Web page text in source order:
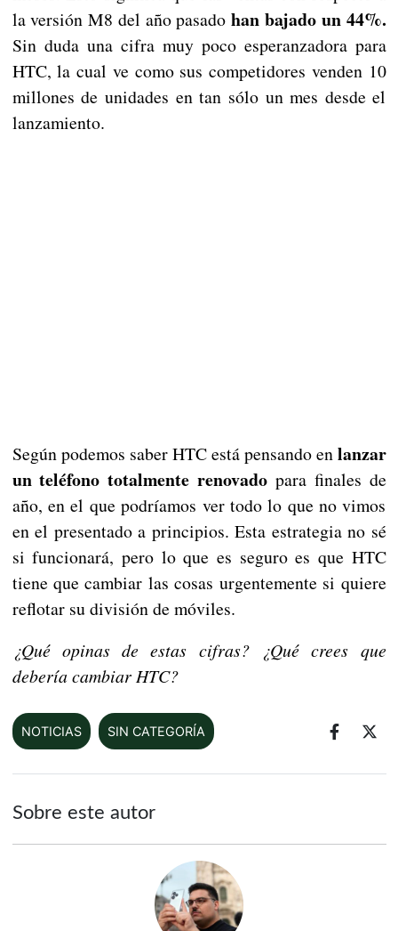
la versión M8 del año pasadohan bajado un 44%.
Sin duda una cifra muy poco esperanzadora para
HTC, la cual ve como sus competidores venden 10
millones de unidades en tan sólo un mes desde el
lanzamiento.
Según podemos saber HTC está pensando enlanzar
un teléfono totalmente renovado para finales de
año, en el que podríamos ver todo lo que no vimos
en el presentado a principios. Esta estrategia no sé
si funcionará, pero lo que es seguro es que HTC
tiene que cambiar las cosas urgentemente si quiere
reflotar su división de móviles.
¿Qué opinas de estas cifras? ¿Qué crees que
debería cambiar HTC?
NOTICIAS SIN CATEGORÍA
Sobre este autor